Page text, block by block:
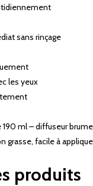
sans rinçage
les yeux
190 ml – diffuseur
grasse, facile à
produits